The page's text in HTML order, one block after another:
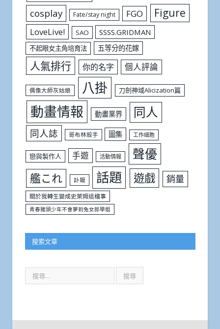
cosplay Fate/stay night FGO Figure
LoveLive! SAO SSSS.GRIDMAN
不起眼女主角培育法 五等分的花嫁
人氣排行 你的名字 個人評論
偶像大師灰姑娘 八掛 刀劍神域Alicization篇
動畫情報 動畫業界 同人
同人誌 哥布林殺手 圖集 工作細胞
戀與製作人 手遊 活動情報 聲優
艦これ 訃報 話題 遊戲 銷量
關於我轉生變成史萊姆這檔事
青春豬頭少年不會夢到兔女郎學姐
搜索文章